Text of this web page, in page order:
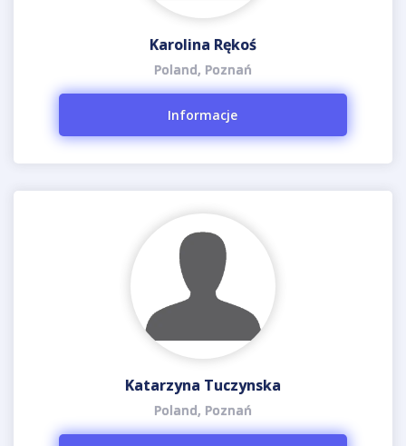
Karolina Rękoś
Poland, Poznań
Informacje
Katarzyna Tuczynska
Poland, Poznań